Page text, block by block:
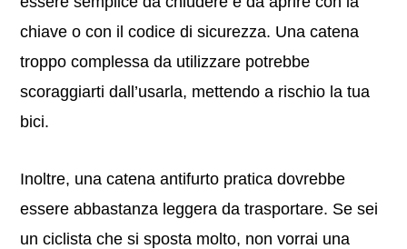
chiave o con il codice di sicurezza. Una catena
troppo complessa da utilizzare potrebbe
scoraggiarti dall’usarla, mettendo a rischio la tua
bici.
Inoltre, una catena antifurto pratica dovrebbe
essere abbastanza leggera da trasportare. Se sei
un ciclista che si sposta molto, non vorrai una